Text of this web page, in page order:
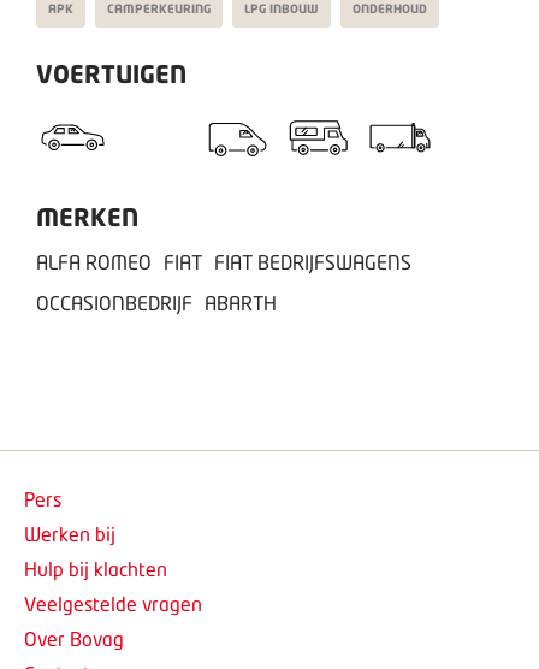
APK CAMPERKEURING LPG INBOUW ONDERHOUD
VOERTUIGEN
MERKEN
ALFA ROMEO FIAT FIAT BEDRIJFSWAGENS
OCCASIONBEDRIJF
ABARTH
Pers
Werken bij
Hulp bij klachten
Veelgestelde vragen
Over Bovag